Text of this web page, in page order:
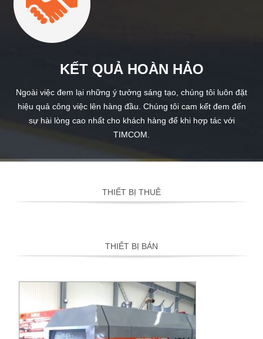
KẾT QUẢ HOÀN HẢO
Ngoài việc đem lại những ý tưởng sáng tạo, chúng tôi luôn đặt
hiệu quả công việc lên hàng đầu. Chúng tôi cam kết đem đến
sự hài lòng cao nhất cho khách hàng để khi hợp tác với
TIMCOM.
THIẾT BỊ THUÊ
THIẾT BỊ BÁN